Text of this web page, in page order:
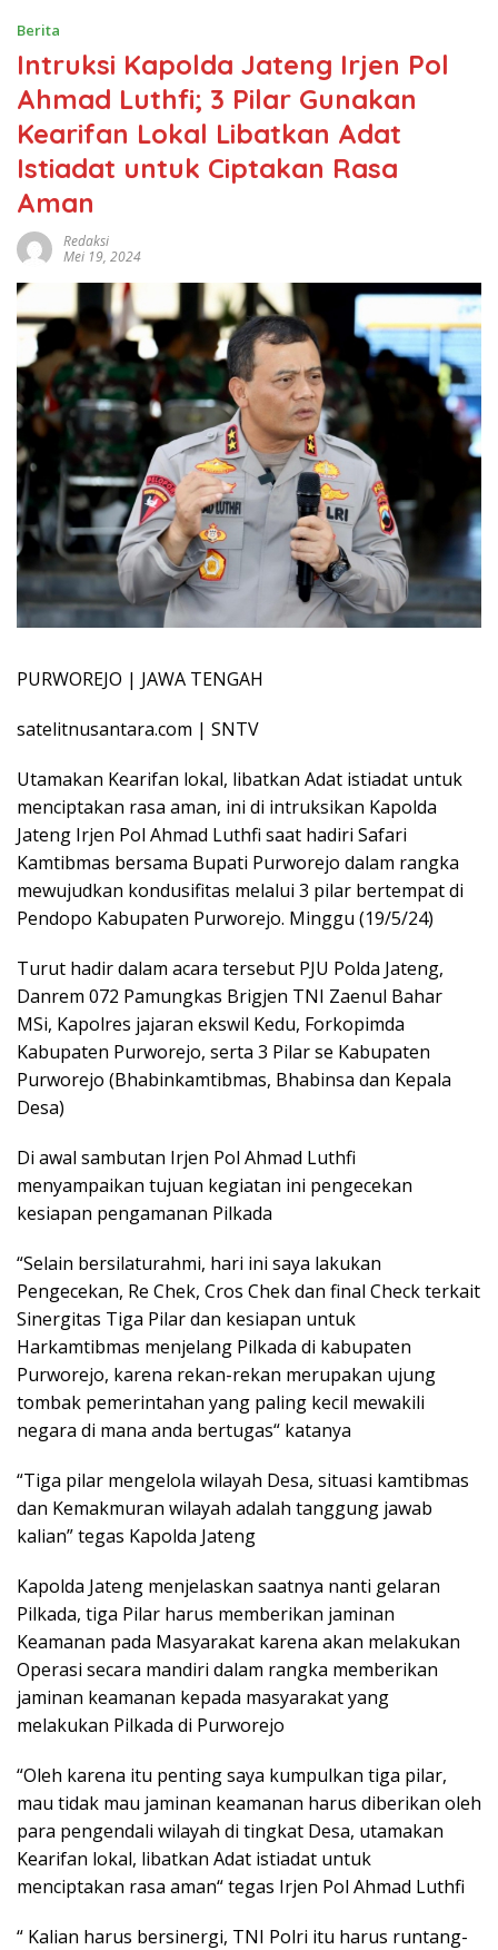
Berita
Intruksi Kapolda Jateng Irjen Pol
Ahmad Luthfi; 3 Pilar Gunakan
Kearifan Lokal Libatkan Adat
Istiadat untuk Ciptakan Rasa
Aman
Redaksi
Mei 19, 2024
PURWOREJO | JAWA TENGAH
satelitnusantara.com | SNTV
Utamakan Kearifan lokal, libatkan Adat istiadat untuk
menciptakan rasa aman, ini di intruksikan Kapolda
Jateng Irjen Pol Ahmad Luthfi saat hadiri Safari
Kamtibmas bersama Bupati Purworejo dalam rangka
mewujudkan kondusifitas melalui 3 pilar bertempat di
Pendopo Kabupaten Purworejo. Minggu (19/5/24)
Turut hadir dalam acara tersebut PJU Polda Jateng,
Danrem 072 Pamungkas Brigjen TNI Zaenul Bahar
MSi, Kapolres jajaran ekswil Kedu, Forkopimda
Kabupaten Purworejo, serta 3 Pilar se Kabupaten
Purworejo (Bhabinkamtibmas, Bhabinsa dan Kepala
Desa)
Di awal sambutan Irjen Pol Ahmad Luthfi
menyampaikan tujuan kegiatan ini pengecekan
kesiapan pengamanan Pilkada
“Selain bersilaturahmi, hari ini saya lakukan
Pengecekan, Re Chek, Cros Chek dan final Check terkait
Sinergitas Tiga Pilar dan kesiapan untuk
Harkamtibmas menjelang Pilkada di kabupaten
Purworejo, karena rekan-rekan merupakan ujung
tombak pemerintahan yang paling kecil mewakili
negara di mana anda bertugas“ katanya
“Tiga pilar mengelola wilayah Desa, situasi kamtibmas
dan Kemakmuran wilayah adalah tanggung jawab
kalian” tegas Kapolda Jateng
Kapolda Jateng menjelaskan saatnya nanti gelaran
Pilkada, tiga Pilar harus memberikan jaminan
Keamanan pada Masyarakat karena akan melakukan
Operasi secara mandiri dalam rangka memberikan
jaminan keamanan kepada masyarakat yang
melakukan Pilkada di Purworejo
“Oleh karena itu penting saya kumpulkan tiga pilar,
mau tidak mau jaminan keamanan harus diberikan oleh
para pengendali wilayah di tingkat Desa, utamakan
Kearifan lokal, libatkan Adat istiadat untuk
menciptakan rasa aman“ tegas Irjen Pol Ahmad Luthfi
“ Kalian harus bersinergi, TNI Polri itu harus runtang-